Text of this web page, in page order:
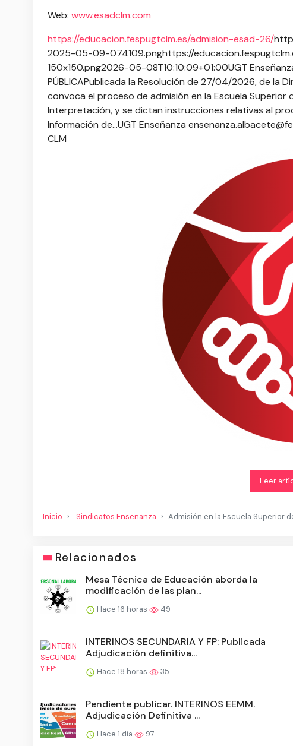
Web: www.esadclm.com
https://educacion.fespugtclm.es/admision-esad-26/
2025-05-09-074109.pnghttps://
150x150.png2026-05-08T10:10:09+01:00UGT
PÚBLICAPublicada la Resolución de 27/04/2026, de la
convoca el proceso de admisión en la Escuela
Interpretación, y se dictan instrucciones relativas al
Información de...UGT Enseñanza
CLM
Leer
Inicio Sindicatos Enseñanza Admisión en la Escuela Superior
Relacionados
Mesa Técnica de Educación aborda la
modificación de las plan...
Hace 16 horas 49
INTERINOS SECUNDARIA Y FP: Publicada
Adjudicación definitiva...
Hace 18 horas 35
Pendiente publicar. INTERINOS EEMM.
Adjudicación Definitiva ...
Hace 1 día 97